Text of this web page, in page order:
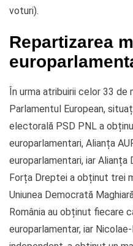
voturi).
Repartizarea
În urma atribuirii celor 33 de
Parlamentul European,
electorală PSD PNL a
europarlamentari, Alianța
europarlamentari, iar
Forța Dreptei a obținut trei
Uniunea Democrată
România au obținut fiecare
europarlamentar, iar